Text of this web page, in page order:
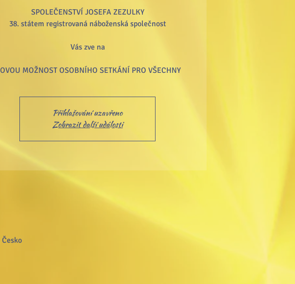
SPOLEČENSTVÍ JOSEFA ZEZULKY
38. státem registrovaná náboženská společnost
Vás zve na
MOŽNOST OSOBNÍHO SETKÁNÍ PRO VŠECHNY
Přihlašování uzavřeno
Zobrazit další události